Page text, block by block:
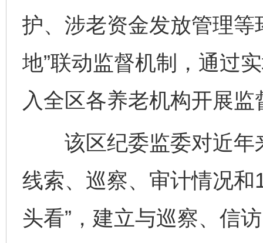
护、涉老资金发放管理等
地”联动监督机制，通过
入全区各养老机构开展监
该区纪委监委对近年
线索、巡察、审计情况和
头看”，建立与巡察、信